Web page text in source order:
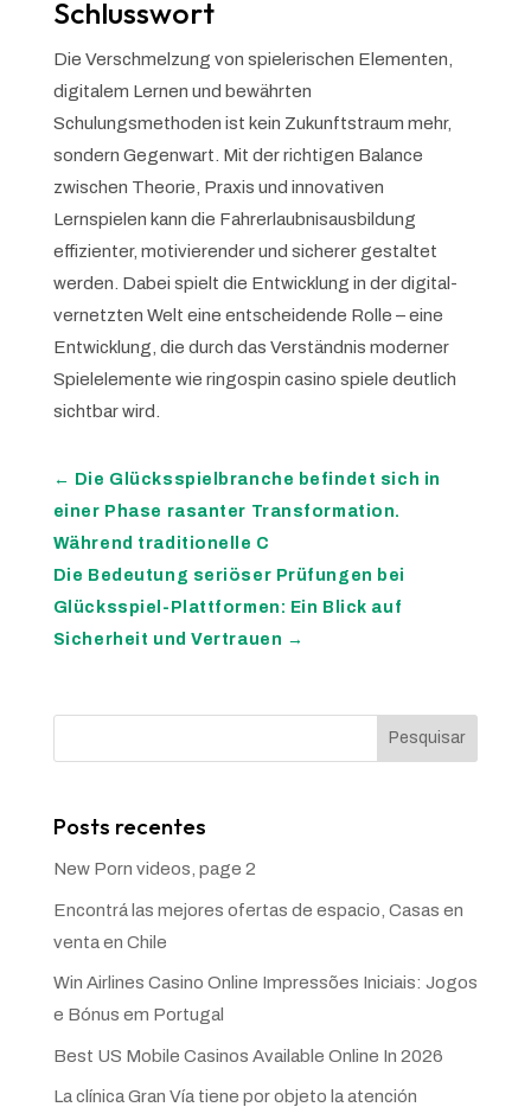
Schlusswort
Die Verschmelzung von spielerischen Elementen,
digitalem Lernen und bewährten
Schulungsmethoden ist kein Zukunftstraum mehr,
sondern Gegenwart. Mit der richtigen Balance
zwischen Theorie, Praxis und innovativen
Lernspielen kann die Fahrerlaubnisausbildung
effizienter, motivierender und sicherer gestaltet
werden. Dabei spielt die Entwicklung in der digital-
vernetzten Welt eine entscheidende Rolle – eine
Entwicklung, die durch das Verständnis moderner
Spielelemente wie ringospin casino spiele deutlich
sichtbar wird.
← Die Glücksspielbranche befindet sich in
einer Phase rasanter Transformation.
Während traditionelle C
Die Bedeutung seriöser Prüfungen bei
Glücksspiel-Plattformen: Ein Blick auf
Sicherheit und Vertrauen →
Pesquisar
Posts recentes
New Porn videos, page 2
Encontrá las mejores ofertas de espacio, Casas en
venta en Chile
Win Airlines Casino Online Impressões Iniciais: Jogos
e Bónus em Portugal
Best US Mobile Casinos Available Online In 2026
La clínica Gran Vía tiene por objeto la atención